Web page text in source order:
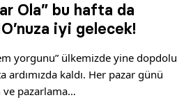
Ola” bu hafta da
iyi gelecek!
yorgunu” ülkemizde yine dopdolu
ardımızda kaldı. Her pazar günü
ve pazarlama…